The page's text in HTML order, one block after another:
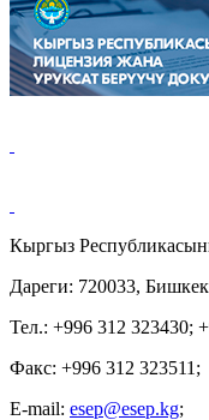
Кыргыз
Дареги: 720033,
Тел.: +996 312 323430;
Факс: +996 312 323511;
E-mail: esep@esep.kg;